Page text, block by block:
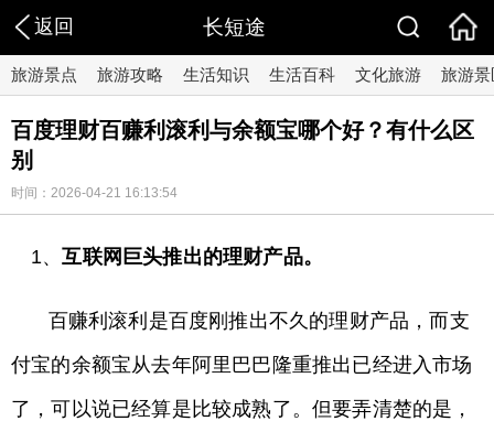
返回 长短途
旅游景点 旅游攻略 生活知识 生活百科 文化旅游 旅游景
百度理财百赚利滚利与余额宝哪个好？有什么区
别
时间：2026-04-21 16:13:54
1、互联网巨头推出的理财产品。
百赚利滚利是百度刚推出不久的理财产品，而支
付宝的余额宝从去年阿里巴巴隆重推出已经进入市场
了，可以说已经算是比较成熟了。但要弄清楚的是，